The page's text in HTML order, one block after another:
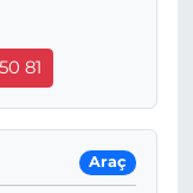
81
Araç